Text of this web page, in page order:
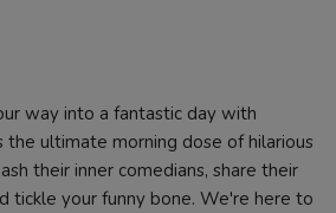
way into a fantastic day with
the ultimate morning dose of hilarious
their inner comedians, share their
tickle your funny bone. We're here to